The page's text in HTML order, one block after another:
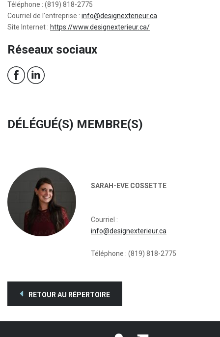
Téléphone : (819) 818-2775
Courriel de l’entreprise : info@designexterieur.ca
Site Internet : https://www.designexterieur.ca/
Réseaux sociaux
DÉLÉGUÉ(S) MEMBRE(S)
SARAH-EVE COSSETTE
Courriel :
info@designexterieur.ca
Téléphone : (819) 818-2775
RETOUR AU RÉPERTOIRE